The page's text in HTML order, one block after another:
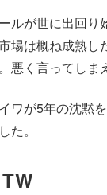
ルが世に出回り
場は概ね成熟し
悪く言ってしま
ワが5年の沈黙
た。